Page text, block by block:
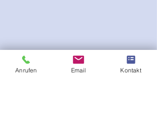
Anrufen Email Kontakt